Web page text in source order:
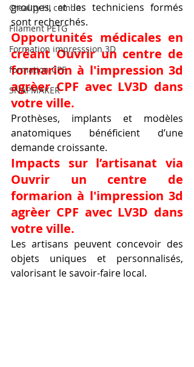
Creality HI combo
Filament PETG
Formation impresssion 3D
formation CPF
SNAPMAKER
groupes, et les techniciens formés
sont recherchés.
Opportunités médicales en
créant Ouvrir un centre de
formarion à l'impression 3d
agrèer CPF avec LV3D dans
votre ville.
Prothèses, implants et modèles
anatomiques bénéficient d’une
demande croissante.
Impacts sur l’artisanat via
Ouvrir un centre de
formarion à l'impression 3d
agrèer CPF avec LV3D dans
votre ville.
Les artisans peuvent concevoir des
objets uniques et personnalisés,
valorisant le savoir-faire local.